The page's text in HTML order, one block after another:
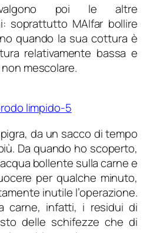
valgono poi le altre
soprattutto MAIfar bollire
quando la sua cottura è
relativamente bassa e
mescolare.
da un sacco di tempo
Da quando ho scoperto,
bollente sulla carne e
per qualche minuto,
inutile l’operazione.
carne, infatti, i residui di
delle schifezze che di